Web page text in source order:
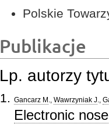
Polskie
Publikacje
Lp. autorzy
Gancarz M ., Wawrzyniak J.,
Electronic